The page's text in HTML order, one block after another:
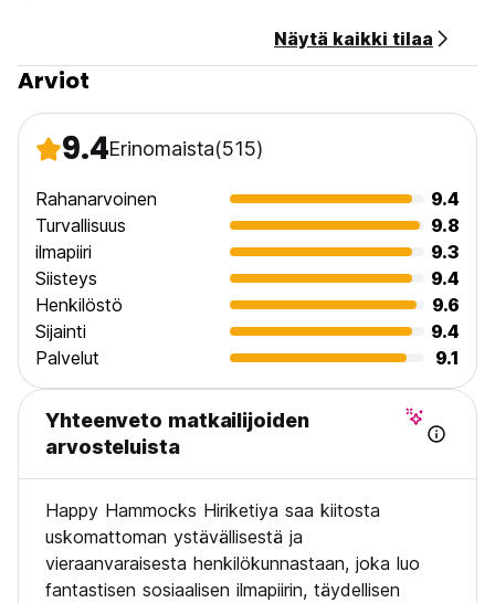
Näytä kaikki tilaa
Arviot
9.4Erinomaista(515)
Rahanarvoinen
9.4
Turvallisuus
9.8
ilmapiiri
9.3
Siisteys
9.4
Henkilöstö
9.6
Sijainti
9.4
Palvelut
9.1
Yhteenveto matkailijoiden
arvosteluista
Happy Hammocks Hiriketiya saa kiitosta
uskomattoman ystävällisestä ja
vieraanvaraisesta henkilökunnastaan, joka luo
fantastisen sosiaalisen ilmapiirin, täydellisen